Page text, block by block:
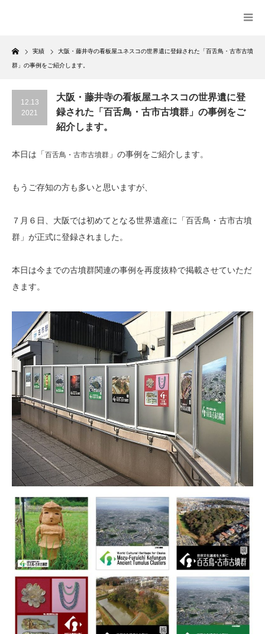
Home
実績 大阪・藤井寺の看板屋ユネスコの世界遺に登録された「百舌鳥・古市古墳
群」の事例をご紹介します。
12.13
2021
大阪・藤井寺の看板屋ユネスコの世界遺に登
録された「百舌鳥・古市古墳群」の事例をご
紹介します。
本日は「百舌鳥・古市古墳群 」の事例をご紹介します。
もうご存知の方も多いと思いますが、
７月６日、大阪では初めてとなる世界遺産に「百舌鳥・古市古墳
群」が正式に登録されました。
本日は今までの古墳群関連の事例を再度抜粋で掲載させていただ
きます。